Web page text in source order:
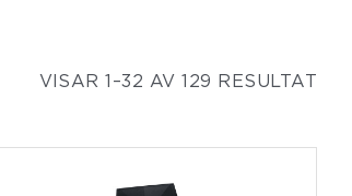
VISAR 1–32 AV 129 RESULTAT